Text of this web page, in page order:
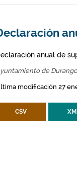
anual de
de
modificación 27
CSV